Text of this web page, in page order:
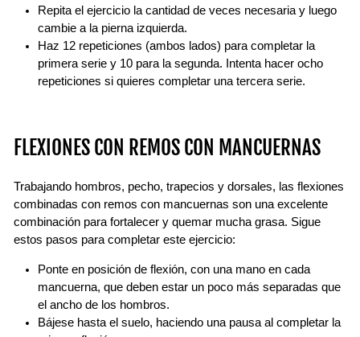
Repita el ejercicio la cantidad de veces necesaria y luego
cambie a la pierna izquierda.
Haz 12 repeticiones (ambos lados) para completar la
primera serie y 10 para la segunda. Intenta hacer ocho
repeticiones si quieres completar una tercera serie.
FLEXIONES CON REMOS CON MANCUERNAS
Trabajando hombros, pecho, trapecios y dorsales, las flexiones
combinadas con remos con mancuernas son una excelente
combinación para fortalecer y quemar mucha grasa. Sigue
estos pasos para completar este ejercicio:
Ponte en posición de flexión, con una mano en cada
mancuerna, que deben estar un poco más separadas que
el ancho de los hombros.
Bájese hasta el suelo, haciendo una pausa al completar la